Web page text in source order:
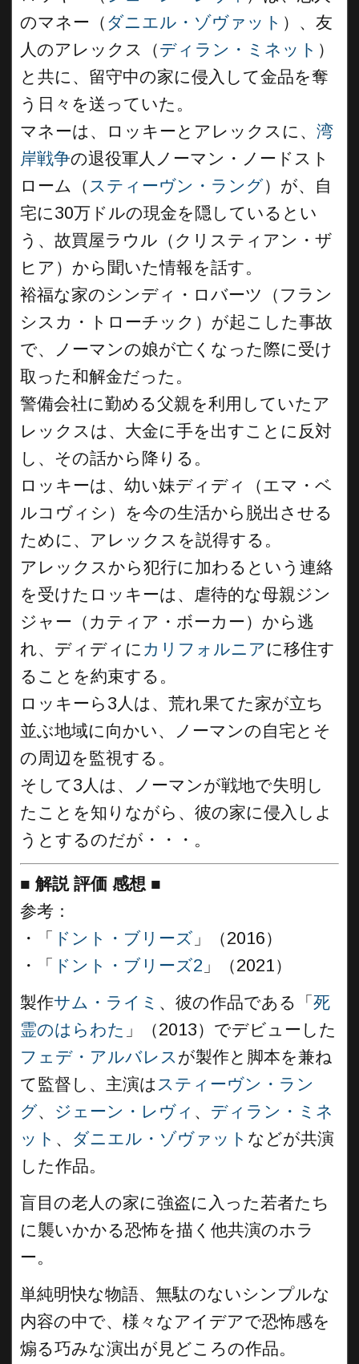
のマネー（ ダニエル・ゾヴァット ）、友
人のアレックス（ディラン・ミネット ）
と共に、留守中の家に侵入して金品を奪
う日々を送っていた。
マネーは、ロッキーとアレックスに、 湾
岸戦争の退役軍人ノーマン・ノードスト
ローム（ スティーヴン・ラング）が、自
宅に30万ドルの現金を隠しているとい
う、故買屋ラウル（クリスティアン・ザ
ヒア）から聞いた情報を話す。
裕福な家のシンディ・ロバーツ（フラン
シスカ・トローチック）が起こした事故
で、ノーマンの娘が亡くなった際に受け
取った和解金だった。
警備会社に勤める父親を利用していたア
レックスは、大金に手を出すことに反対
し、その話から降りる。
ロッキーは、幼い妹ディディ（エマ・ベ
ルコヴィシ）を今の生活から脱出させる
ために、アレックスを説得する。
アレックスから犯行に加わるという連絡
を受けたロッキーは、虐待的な母親ジン
ジャー（カティア・ボーカー）から逃
れ、ディディに カリフォルニアに移住す
ることを約束する。
ロッキーら3人は、荒れ果てた家が立ち
並ぶ地域に向かい、ノーマンの自宅とそ
の周辺を監視する。
そして3人は、ノーマンが戦地で失明し
たことを知りながら、彼の家に侵入しよ
うとするのだが・・・。
■ 解説 評価 感想 ■
参考：
・「 ドント・ブリーズ 」（2016）
・「 ドント・ブリーズ2 」（2021）
製作サム・ライミ 、彼の作品である「 死
霊のはらわた 」（2013）でデビューした
フェデ・アルバレスが製作と脚本を兼ね
て監督し、主演はスティーヴン・ラン
グ、 ジェーン・レヴィ 、 ディラン・ミネ
ット 、 ダニエル・ゾヴァット などが共演
した作品。
盲目の老人の家に強盗に入った若者たち
に襲いかかる恐怖を描く他共演のホラ
ー。
単純明快な物語、無駄のないシンプルな
内容の中で、様々なアイデアで恐怖感を
煽る巧みな演出が見どころの作品。